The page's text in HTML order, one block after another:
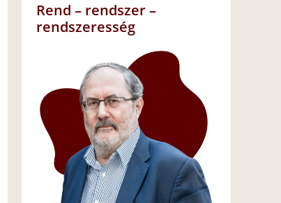
Rend – rendszer –
rendszeresség